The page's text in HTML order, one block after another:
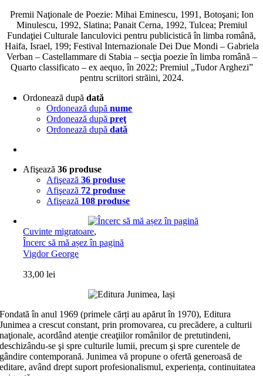
Premii Naţionale de Poezie: Mihai Eminescu, 1991, Botoşani; Ion
Minulescu, 1992, Slatina; Panait Cerna, 1992, Tulcea; Premiul
Fundaţiei Culturale Ianculovici pentru publicistică în limba română,
Haifa, Israel, 199; Festival Internazionale Dei Due Mondi – Gabriela
Verban – Castellammare di Stabia – secţia poezie în limba română –
Quarto classificato – ex aequo, în 2022; Premiul „Tudor Arghezi”
pentru scriitori străini, 2024.
Ordonează dupădată
Ordonează dupănume
Ordonează dupăpreţ
Ordonează dupădată
Afişează36 produse
Afişează36 produse
Afişează 72 produse
Afişează 108 produse
Cuvinte migratoare,
Încerc să mă așez în pagină
Vigdor George
33,00lei
Fondată în anul 1969 (primele cărți au apărut în 1970), Editura
Junimea a crescut constant, prin promovarea, cu precădere, a culturii
naţionale, acordând atenţie creaţiilor românilor de pretutindeni,
deschizându-se şi spre culturile lumii, precum şi spre curentele de
gândire contemporană. Junimea vă propune o ofertă generoasă de
editare, având drept suport profesionalismul, experiența, continuitatea